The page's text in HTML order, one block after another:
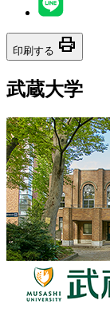
印刷する print
武蔵大学